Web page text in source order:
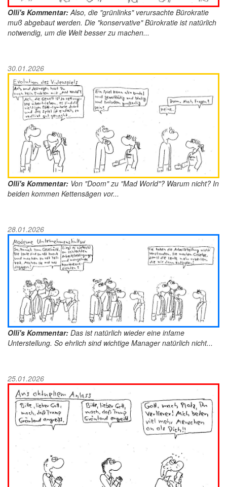
Olli's Kommentar: Also, die "grünlinks" verursachte Bürokratie
muß abgebaut werden. Die "konservative" Bürokratie ist natürlich
notwendig, um die Welt besser zu machen...
30.01.2026
Olli's Kommentar: Von "Doom" zu "Mad World"? Warum nicht? In
beiden kommen Kettensägen vor...
28.01.2026
Olli's Kommentar: Das ist natürlich wieder eine infame
Unterstellung. So ehrlich sind wichtige Manager natürlich nicht...
25.01.2026